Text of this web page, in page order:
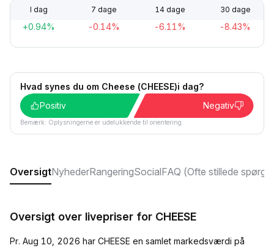
I dag 7 dage 14 dage 30 dage
+0.94% -0.14% -6.11% -8.43%
Hvad synes du om Cheese (CHEESE)i dag?
Positiv
Negativ
Bemærk: Oplysningerne er udelukkende til orientering.
OversigtNyhederRangeringSocialFAQ (Ofte stillede
Oversigt over livepriser for CHEESE
Pr. Aug 10, 2026 har CHEESE en samlet markedsværdi på